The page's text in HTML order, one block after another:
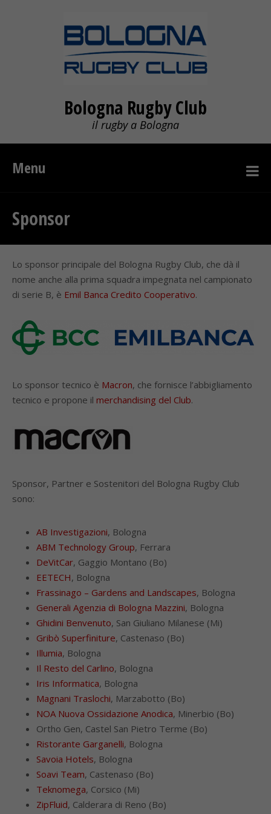
Bologna Rugby Club
il rugby a Bologna
Menu
Sponsor
Lo sponsor principale del Bologna Rugby Club, che dà il
nome anche alla prima squadra impegnata nel campionato
di serie B, è Emil Banca Credito Cooperativo.
Lo sponsor tecnico è Macron, che fornisce l’abbigliamento
tecnico e propone il merchandising del Club.
Sponsor, Partner e Sostenitori del Bologna Rugby Club
sono:
AB Investigazioni, Bologna
ABM Technology Group, Ferrara
DeVitCar, Gaggio Montano (Bo)
EETECH, Bologna
Frassinago – Gardens and Landscapes, Bologna
Generali Agenzia di Bologna Mazzini, Bologna
Ghidini Benvenuto, San Giuliano Milanese (Mi)
Gribò Superfiniture, Castenaso (Bo)
Illumia, Bologna
Il Resto del Carlino, Bologna
Iris Informatica, Bologna
Magnani Traslochi, Marzabotto (Bo)
NOA Nuova Ossidazione Anodica, Minerbio (Bo)
Ortho Gen, Castel San Pietro Terme (Bo)
Ristorante Garganelli, Bologna
Savoia Hotels, Bologna
Soavi Team, Castenaso (Bo)
Teknomega, Corsico (Mi)
ZipFluid, Calderara di Reno (Bo)